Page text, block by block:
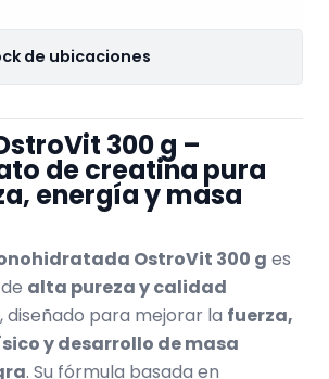
de ubicaciones
300 g –
de creatina pura
energía y masa
OstroVit 300 g es
alta pureza y calidad
, diseñado para mejorar la fuerza,
y desarrollo de masa
. Su fórmula basada en